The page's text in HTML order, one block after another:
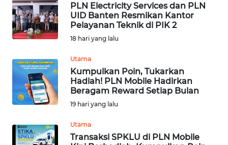
PLN Electricity Services dan PLN
UID Banten Resmikan Kantor
Pelayanan Teknik di PIK 2
18 hari yang lalu
Utama
Kumpulkan Poin, Tukarkan
Hadiah! PLN Mobile Hadirkan
Beragam Reward Setiap Bulan
19 hari yang lalu
Utama
Transaksi SPKLU di PLN Mobile
WN
SOLO
BOROBUDUR
WN
MADURA
WN
SURABAYA